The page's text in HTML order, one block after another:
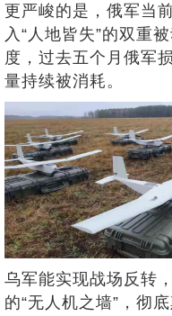
更严峻的是，俄军当
入“人地皆失”的双重
度，过去五个月俄军
量持续被消耗。
乌军能实现战场反转
的“无人机之墙”，彻